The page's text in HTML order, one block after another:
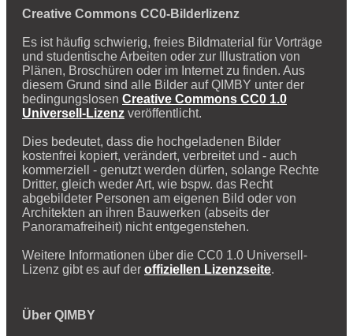
Creative Commons CC0-Bilderlizenz
Es ist häufig schwierig, freies Bildmaterial für Vorträge
und studentische Arbeiten oder zur Illustration von
Plänen, Broschüren oder im Internet zu finden. Aus
diesem Grund sind alle Bilder auf QIMBY unter der
bedingungslosen Creative Commons CC0 1.0
Universell-Lizenz veröffentlicht.
Dies bedeutet, dass die hochgeladenen Bilder
kostenfrei kopiert, verändert, verbreitet und - auch
kommerziell - genutzt werden dürfen, solange Rechte
Dritter, gleich weder Art, wie bspw. das Recht
abgebildeter Personen am eigenen Bild oder von
Architekten an ihren Bauwerken (abseits der
Panoramafreiheit) nicht entgegenstehen.
Weitere Informationen über die CC0 1.0 Universell-
Lizenz gibt es auf der offiziellen Lizenzseite.
Über QIMBY